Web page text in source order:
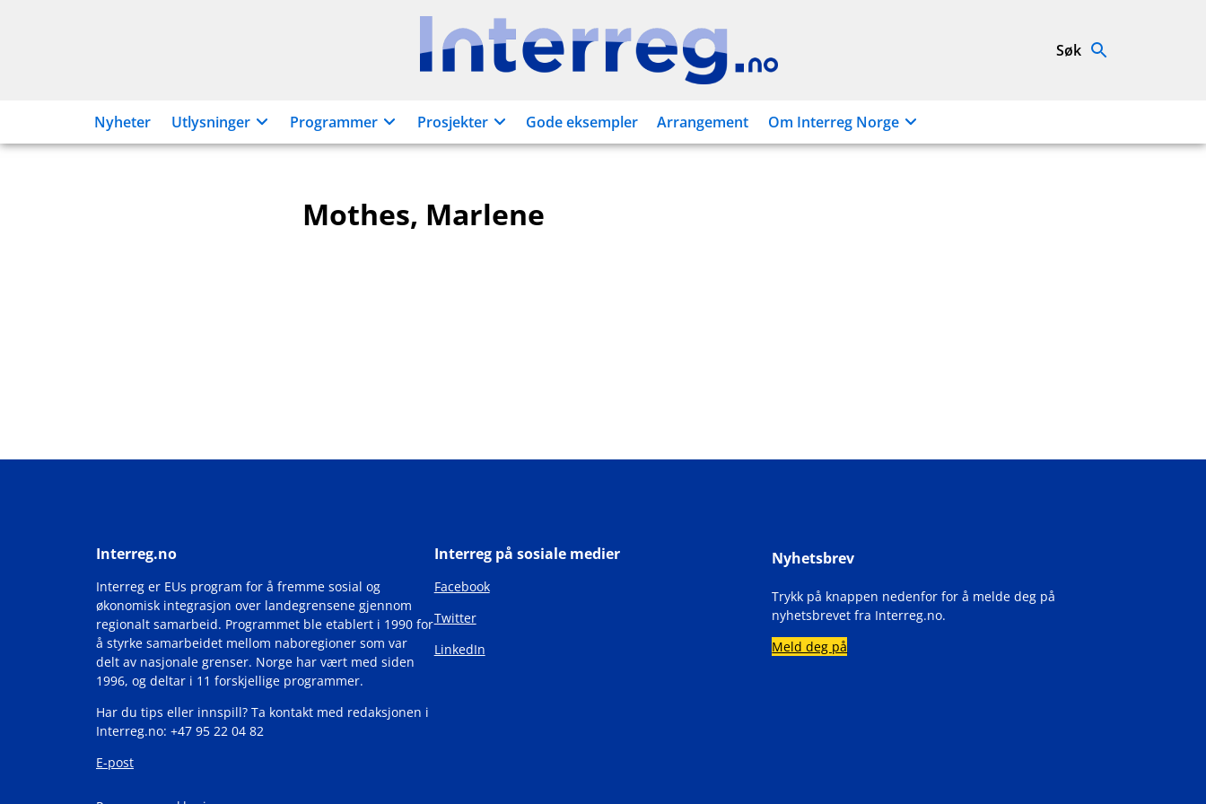
Interreg.no Søk
Nyheter Utlysninger Programmer Prosjekter Gode eksempler Arrangement Om Interreg Norge
Mothes, Marlene
Interreg.no
Interreg er EUs program for å fremme sosial og
økonomisk integrasjon over landegrensene gjennom
regionalt samarbeid. Programmet ble etablert i 1990 for
å styrke samarbeidet mellom naboregioner som var
delt av nasjonale grenser. Norge har vært med siden
1996, og deltar i 11 forskjellige programmer.
Har du tips eller innspill? Ta kontakt med redaksjonen i
Interreg.no: +47 95 22 04 82
E-post
Interreg på sosiale medier
Facebook
Twitter
LinkedIn
Nyhetsbrev
Trykk på knappen nedenfor for å melde deg på
nyhetsbrevet fra Interreg.no.
Meld deg på